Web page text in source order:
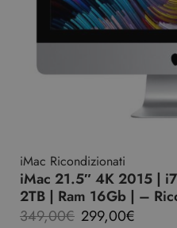
iMac Ricondizionati
iMac 21.5″ 4K 2015 |
2TB | Ram 16Gb | –
349,00€ 299,00€